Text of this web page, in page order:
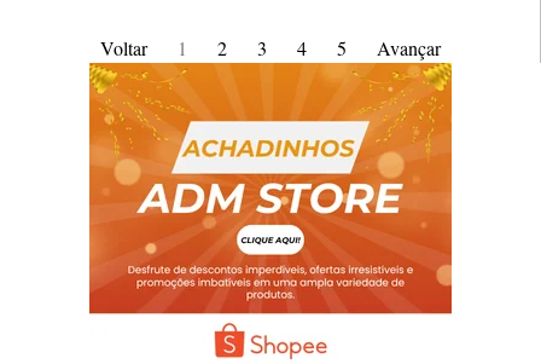
Voltar 1 2 3 4 5 Avançar